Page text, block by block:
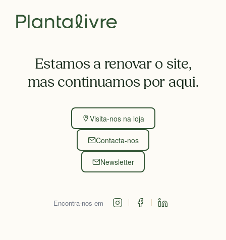
Estamos a renovar o site,
mas continuamos por aqui.
Visita-nos na loja
Contacta-nos
Newsletter
Encontra-nos em